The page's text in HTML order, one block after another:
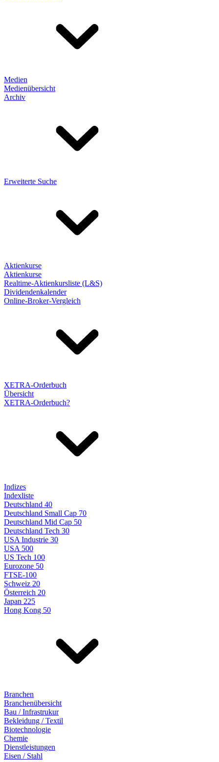
Medien
Medienübersicht
Archiv
Erweiterte Suche
Aktienkurse
Aktienkurse
Realtime-Aktienkursliste (L&S)
Dividendenkalender
Online-Broker-Vergleich
XETRA-Orderbuch
Übersicht
XETRA-Orderbuch?
Indizes
Indexliste
Deutschland 40
Deutschland Small Cap 70
Deutschland Mid Cap 50
Deutschland Tech 30
USA Industrie 30
USA 500
US Tech 100
Eurozone 50
FTSE-100
Schweiz 20
Österreich 20
Japan 225
Hong Kong 50
Branchen
Branchenübersicht
Bau / Infrastrukur
Bekleidung / Textil
Biotechnologie
Chemie
Dienstleistungen
Eisen / Stahl